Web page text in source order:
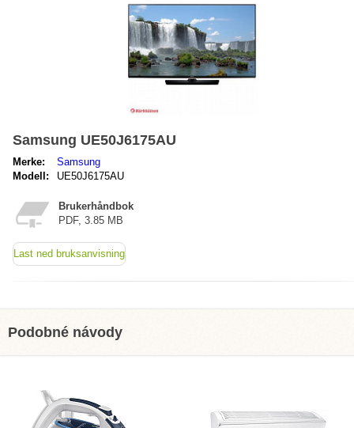
Samsung UE50J6175AU
Merke:
Samsung
Modell:
UE50J6175AU
Brukerhåndbok
PDF, 3.85 MB
Last ned bruksanvisning
Podobné návody